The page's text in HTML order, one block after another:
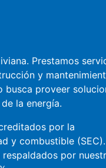
Prestamos
y
proveer
la energía.
por la
y combustible (SEC).
por